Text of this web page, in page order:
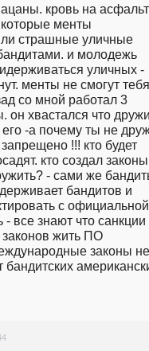
кровь на
менты
страшные уличные
и молодежь
уличных -
менты не смогут тебя
со мной работал 3
он хвастался что
-а почему ты не
!!! кто будет
кто создал
- сами же
бандитов и
с официальной
- все знают что санкции
законов жить ПО
законы не
бандитских